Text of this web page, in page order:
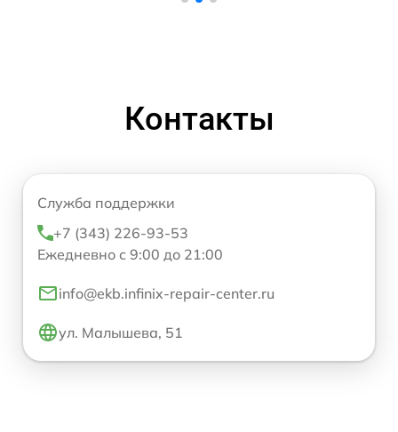
Контакты
Служба поддержки
+7 (343) 226-93-53
Ежедневно с 9:00 до 21:00
info@ekb.infinix-repair-center.ru
ул. Малышева, 51